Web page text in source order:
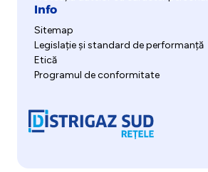
Info
Sitemap
Legislație și standard de performanță
Etică
Programul de conformitate